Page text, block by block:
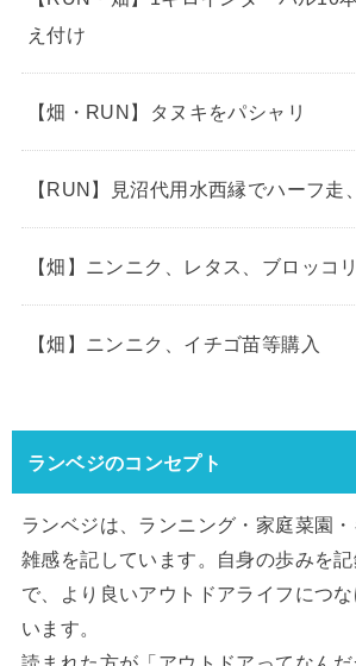
え付け
【畑・RUN】タヌキをパシャリ
【RUN】見沼代用水西縁でハーフ走
【畑】ニンニク、レタス、ブロッコ
【畑】ニンニク、イチゴ苗等購入
ランベジのコンセプト
ランベジは、ランニング・家庭菜園
雑感を記しています。自身の歩みを
で、より良いアウトドアライフにつ
います。